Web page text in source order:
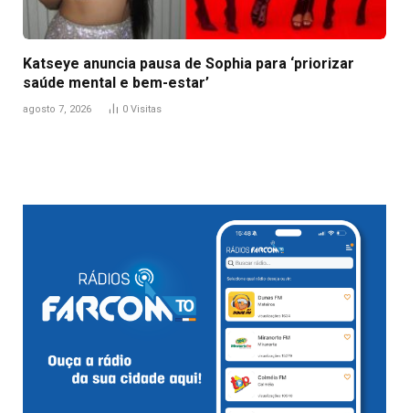
Katseye anuncia pausa de Sophia para ‘priorizar
saúde mental e bem-estar’
agosto 7, 2026 0 Visitas